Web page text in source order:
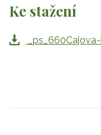
Ke stažení